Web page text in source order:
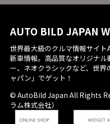
AUTO BILD JAPAN
世界最大級のクルマ情報サイ
新車情報。高品質なオリジナ
ー、ネオクラシックなど、世
ャパン」でゲット！
© AutoBild Japan All Rights
ラム株式会社）